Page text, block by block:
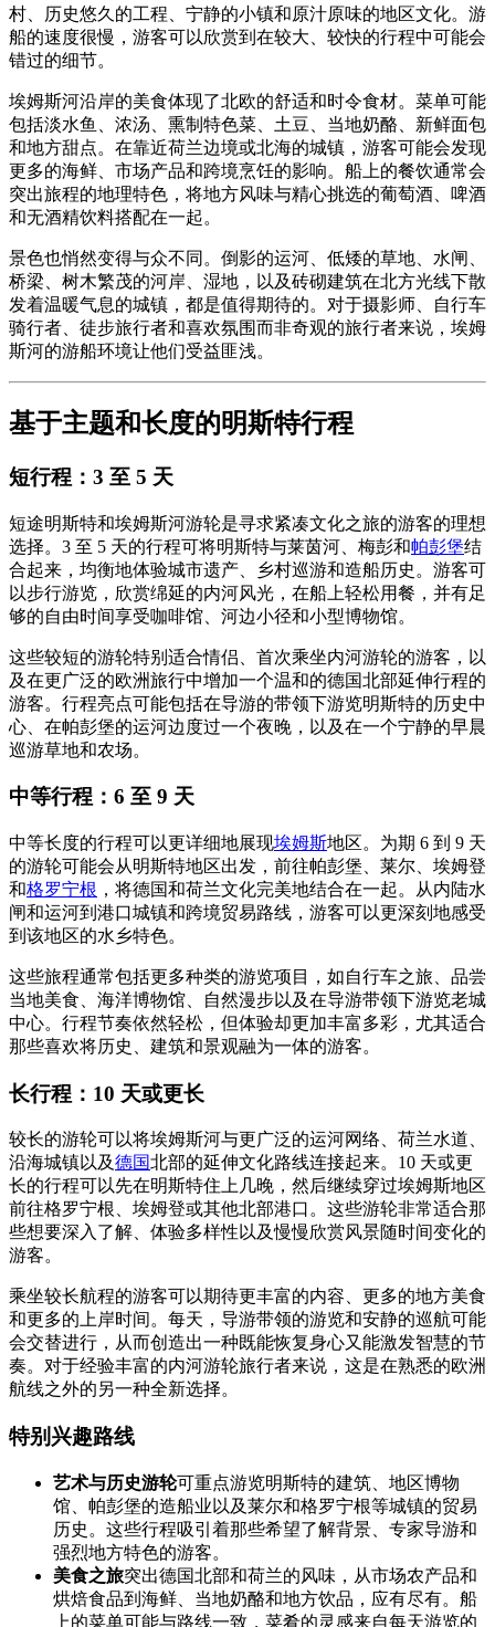
村、历史悠久的工程、宁静的小镇和原汁原味的地区文化。游
船的速度很慢，游客可以欣赏到在较大、较快的行程中可能会
错过的细节。
埃姆斯河沿岸的美食体现了北欧的舒适和时令食材。菜单可能
包括淡水鱼、浓汤、熏制特色菜、土豆、当地奶酪、新鲜面包
和地方甜点。在靠近荷兰边境或北海的城镇，游客可能会发现
更多的海鲜、市场产品和跨境烹饪的影响。船上的餐饮通常会
突出旅程的地理特色，将地方风味与精心挑选的葡萄酒、啤酒
和无酒精饮料搭配在一起。
景色也悄然变得与众不同。倒影的运河、低矮的草地、水闸、
桥梁、树木繁茂的河岸、湿地，以及砖砌建筑在北方光线下散
发着温暖气息的城镇，都是值得期待的。对于摄影师、自行车
骑行者、徒步旅行者和喜欢氛围而非奇观的旅行者来说，埃姆
斯河的游船环境让他们受益匪浅。
基于主题和长度的明斯特行程
短行程：3 至 5 天
短途明斯特和埃姆斯河游轮是寻求紧凑文化之旅的游客的理想
选择。3 至 5 天的行程可将明斯特与莱茵河、梅彭和帕彭堡结
合起来，均衡地体验城市遗产、乡村巡游和造船历史。游客可
以步行游览，欣赏绵延的内河风光，在船上轻松用餐，并有足
够的自由时间享受咖啡馆、河边小径和小型博物馆。
这些较短的游轮特别适合情侣、首次乘坐内河游轮的游客，以
及在更广泛的欧洲旅行中增加一个温和的德国北部延伸行程的
游客。行程亮点可能包括在导游的带领下游览明斯特的历史中
心、在帕彭堡的运河边度过一个夜晚，以及在一个宁静的早晨
巡游草地和农场。
中等行程：6 至 9 天
中等长度的行程可以更详细地展现埃姆斯地区。为期 6 到 9 天
的游轮可能会从明斯特地区出发，前往帕彭堡、莱尔、埃姆登
和格罗宁根 ，将德国和荷兰文化完美地结合在一起。从内陆水
闸和运河到港口城镇和跨境贸易路线，游客可以更深刻地感受
到该地区的水乡特色。
这些旅程通常包括更多种类的游览项目，如自行车之旅、品尝
当地美食、海洋博物馆、自然漫步以及在导游带领下游览老城
中心。行程节奏依然轻松，但体验却更加丰富多彩，尤其适合
那些喜欢将历史、建筑和景观融为一体的游客。
长行程：10 天或更长
较长的游轮可以将埃姆斯河与更广泛的运河网络、荷兰水道、
沿海城镇以及德国北部的延伸文化路线连接起来。10 天或更
长的行程可以先在明斯特住上几晚，然后继续穿过埃姆斯地区
前往格罗宁根、埃姆登或其他北部港口。这些游轮非常适合那
些想要深入了解、体验多样性以及慢慢欣赏风景随时间变化的
游客。
乘坐较长航程的游客可以期待更丰富的内容、更多的地方美食
和更多的上岸时间。每天，导游带领的游览和安静的巡航可能
会交替进行，从而创造出一种既能恢复身心又能激发智慧的节
奏。对于经验丰富的内河游轮旅行者来说，这是在熟悉的欧洲
航线之外的另一种全新选择。
特别兴趣路线
艺术与历史游轮可重点游览明斯特的建筑、地区博物
馆、帕彭堡的造船业以及莱尔和格罗宁根等城镇的贸易
历史。这些行程吸引着那些希望了解背景、专家导游和
强烈地方特色的游客。
美食之旅突出德国北部和荷兰的风味，从市场农产品和
烘焙食品到海鲜、当地奶酪和地方饮品，应有尽有。船
上的菜单可能与路线一致，菜肴的灵感来自每天游览的